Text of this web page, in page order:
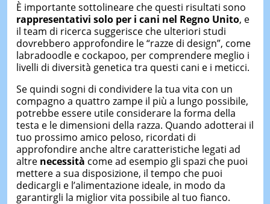
È importante sottolineare che questi risultati sono
rappresentativi solo per i cani nel Regno Unito, e
il team di ricerca suggerisce che ulteriori studi
dovrebbero approfondire le “razze di design”, come
labradoodle e cockapoo, per comprendere meglio i
livelli di diversità genetica tra questi cani e i meticci.
Se quindi sogni di condividere la tua vita con un
compagno a quattro zampe il più a lungo possibile,
potrebbe essere utile considerare la forma della
testa e le dimensioni della razza. Quando adotterai il
tuo prossimo amico peloso, ricordati di
approfondire anche altre caratteristiche legati ad
altre necessità come ad esempio gli spazi che puoi
mettere a sua disposizione, il tempo che puoi
dedicargli e l’alimentazione ideale, in modo da
garantirgli la miglior vita possibile al tuo fianco.